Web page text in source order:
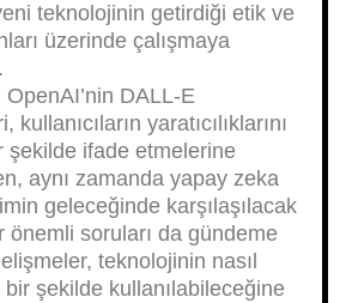
teknolojinin getirdiği etik ve
üzerinde çalışmaya
DALL-E
yaratıcılıklarını
şekilde ifade etmelerine
aynı zamanda yapay zeka
geleceğinde karşılaşılacak
önemli soruları da gündeme
teknolojinin nasıl
şekilde kullanılabileceğine